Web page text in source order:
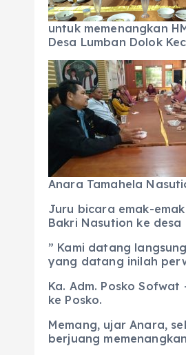
o
k
p m er
untuk memenangkan
Desa Lumban Dolok
Anara Tamahela
Juru bicara emak-
Bakri Nasution ke
” Kami datang
yang datang inilah
Ka. Adm. Posko
ke Posko.
Memang, ujar Anara,
berjuang